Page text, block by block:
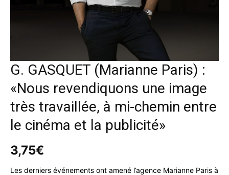
G. GASQUET (Marianne Paris) :
«Nous revendiquons une image
très travaillée, à mi-chemin entre
le cinéma et la publicité»
3,75€
Les derniers événements ont amené l’agence Marianne Paris à